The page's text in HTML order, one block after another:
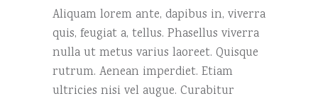
Aliquam lorem ante, dapibus in, viverra
quis, feugiat a, tellus. Phasellus viverra
nulla ut metus varius laoreet. Quisque
rutrum. Aenean imperdiet. Etiam
ultricies nisi vel augue. Curabitur